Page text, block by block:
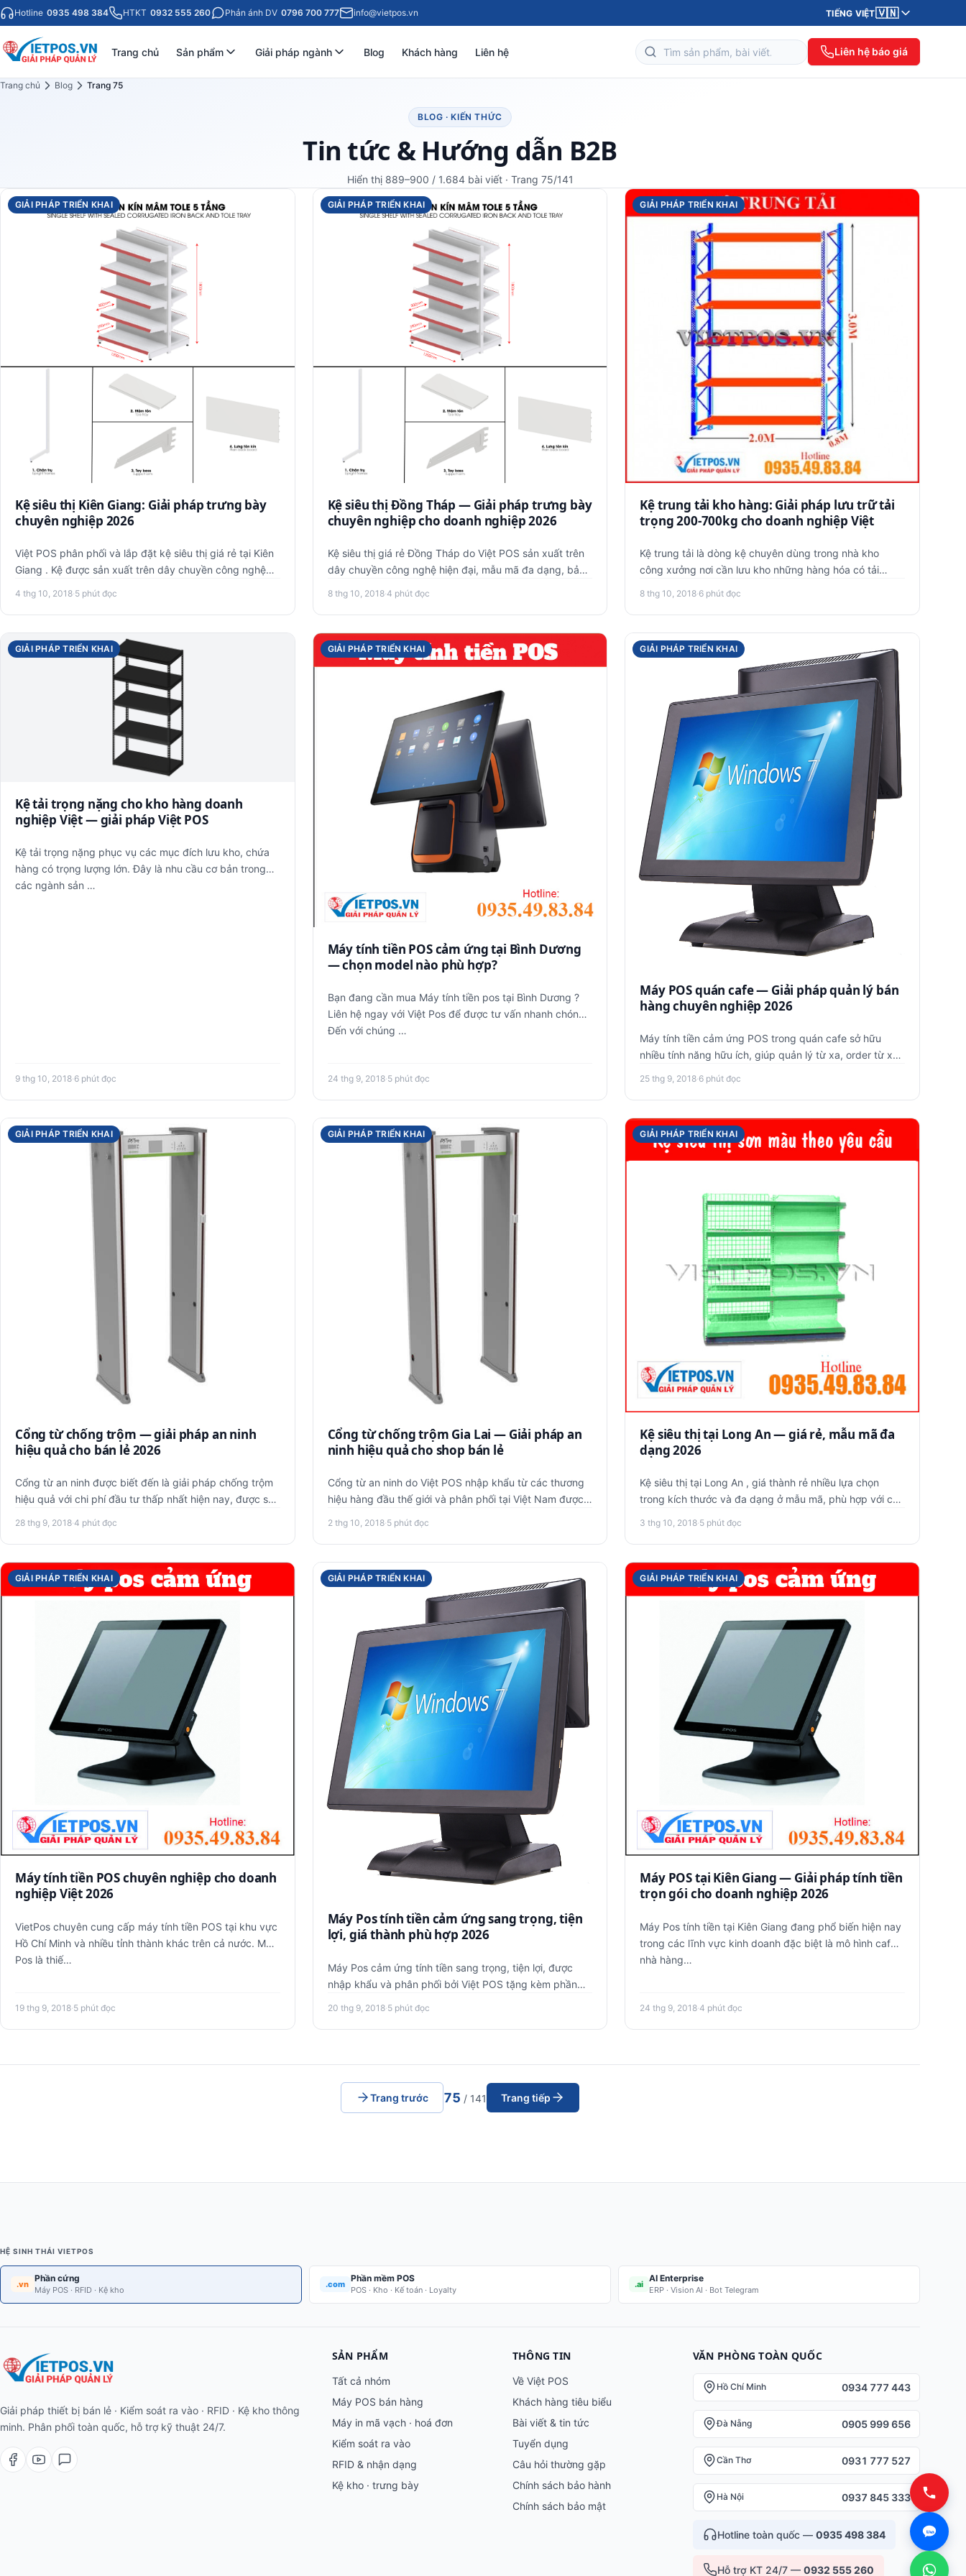
Hotline 0935 498 384 HTKT 0932 555 260 Phản ánh DV 0796 700 777 info@vietpos.vn TIẾNG VIỆT🇻🇳
Trang chủ Sản phẩm Giải pháp ngành Blog Khách hàng Liên hệ Liên hệ báo giá
Trang chủ Blog Trang 75
BLOG · KIẾN THỨC
Tin tức & Hướng dẫn B2B
Hiển thị 889–900 / 1.684 bài viết · Trang 75/141
GIẢI PHÁP TRIỂN KHAI
Kệ siêu thị Kiên Giang: Giải pháp trưng bày
chuyên nghiệp 2026
Việt POS phân phối và lắp đặt kệ siêu thị giá rẻ tại Kiên
Giang . Kệ được sản xuất trên dây chuyền công nghệ
4 thg 10, 2018·5 phút đọc
GIẢI PHÁP TRIỂN KHAI
Kệ siêu thị Đồng Tháp — Giải pháp trưng bày
chuyên nghiệp cho doanh nghiệp 2026
Kệ siêu thị giá rẻ Đồng Tháp do Việt POS sản xuất trên
dây chuyền công nghệ hiện đại, mẫu mã đa dạng, bảo
8 thg 10, 2018·4 phút đọc
GIẢI PHÁP TRIỂN KHAI
Kệ trung tải kho hàng: Giải pháp lưu trữ tải
trọng 200-700kg cho doanh nghiệp Việt
Kệ trung tải là dòng kệ chuyên dùng trong nhà kho
công xưởng nơi cần lưu kho những hàng hóa có tải
8 thg 10, 2018·6 phút đọc
GIẢI PHÁP TRIỂN KHAI
Kệ tải trọng nặng cho kho hàng doanh
nghiệp Việt — giải pháp Việt POS
Kệ tải trọng nặng phục vụ các mục đích lưu kho, chứa
hàng có trọng lượng lớn. Đây là nhu cầu cơ bản trong
các ngành sản …
9 thg 10, 2018·6 phút đọc
GIẢI PHÁP TRIỂN KHAI
Máy tính tiền POS cảm ứng tại Bình Dương
— chọn model nào phù hợp?
Bạn đang cần mua Máy tính tiền pos tại Bình Dương ?
Liên hệ ngay với Việt Pos để được tư vấn nhanh chóng.
Đến với chúng …
24 thg 9, 2018·5 phút đọc
GIẢI PHÁP TRIỂN KHAI
Máy POS quán cafe — Giải pháp quản lý bán
hàng chuyên nghiệp 2026
Máy tính tiền cảm ứng POS trong quán cafe sở hữu
nhiều tính năng hữu ích, giúp quản lý từ xa, order từ xa,
25 thg 9, 2018·6 phút đọc
GIẢI PHÁP TRIỂN KHAI
Cổng từ chống trộm — giải pháp an ninh
hiệu quả cho bán lẻ 2026
Cổng từ an ninh được biết đến là giải pháp chống trộm
hiệu quả với chi phí đầu tư thấp nhất hiện nay, được sử
28 thg 9, 2018·4 phút đọc
GIẢI PHÁP TRIỂN KHAI
Cổng từ chống trộm Gia Lai — Giải pháp an
ninh hiệu quả cho shop bán lẻ
Cổng từ an ninh do Việt POS nhập khẩu từ các thương
hiệu hàng đầu thế giới và phân phối tại Việt Nam được
2 thg 10, 2018·5 phút đọc
GIẢI PHÁP TRIỂN KHAI
Kệ siêu thị tại Long An — giá rẻ, mẫu mã đa
dạng 2026
Kệ siêu thị tại Long An , giá thành rẻ nhiều lựa chọn
trong kích thước và đa dạng ở mẫu mã, phù hợp với các
3 thg 10, 2018·5 phút đọc
GIẢI PHÁP TRIỂN KHAI
Máy tính tiền POS chuyên nghiệp cho doanh
nghiệp Việt 2026
VietPos chuyên cung cấp máy tính tiền POS tại khu vực
Hồ Chí Minh và nhiều tỉnh thành khác trên cả nước. Máy
Pos là thiế…
19 thg 9, 2018·5 phút đọc
GIẢI PHÁP TRIỂN KHAI
Máy Pos tính tiền cảm ứng sang trọng, tiện
lợi, giá thành phù hợp 2026
Máy Pos cảm ứng tính tiền sang trọng, tiện lợi, được
nhập khẩu và phân phối bởi Việt POS tặng kèm phần
20 thg 9, 2018·5 phút đọc
GIẢI PHÁP TRIỂN KHAI
Máy POS tại Kiên Giang — Giải pháp tính tiền
trọn gói cho doanh nghiệp 2026
Máy Pos tính tiền tại Kiên Giang đang phổ biến hiện nay
trong các lĩnh vực kinh doanh đặc biệt là mô hình cafe,
nhà hàng…
24 thg 9, 2018·4 phút đọc
Trang trước 75 / 141 Trang tiếp
HỆ SINH THÁI VIETPOS
.vn
Phần cứng
Máy POS · RFID · Kệ kho
.com
Phần mềm POS
POS · Kho · Kế toán · Loyalty
.ai
AI Enterprise
ERP · Vision AI · Bot Telegram
Giải pháp thiết bị bán lẻ · Kiểm soát ra vào · RFID · Kệ kho thông
minh. Phân phối toàn quốc, hỗ trợ kỹ thuật 24/7.
SẢN PHẨM
Tất cả nhóm
Máy POS bán hàng
Máy in mã vạch · hoá đơn
Kiểm soát ra vào
RFID & nhận dạng
Kệ kho · trưng bày
THÔNG TIN
Về Việt POS
Khách hàng tiêu biểu
Bài viết & tin tức
Tuyển dụng
Câu hỏi thường gặp
Chính sách bảo hành
Chính sách bảo mật
VĂN PHÒNG TOÀN QUỐC
Hồ Chí Minh 0934 777 443
Đà Nẵng 0905 999 656
Cần Thơ 0931 777 527
Hà Nội 0937 845 333
Hotline toàn quốc — 0935 498 384
Hỗ trợ KT 24/7 — 0932 555 260